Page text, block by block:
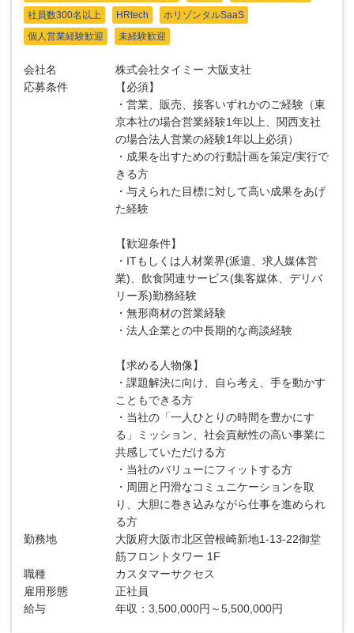
社員数300名以上
HRtech
ホリゾンタルSaaS
個人営業経験歓迎
未経験歓迎
会社名
株式会社タイミー 大阪支社
応募条件
【必須】
・営業、販売、接客いずれかのご経験（東
京本社の場合営業経験1年以上、関西支社
の場合法人営業の経験1年以上必須）
・成果を出すための行動計画を策定/実行で
きる方
・与えられた目標に対して高い成果をあげ
た経験
【歓迎条件】
・ITもしくは人材業界(派遣、求人媒体営
業)、飲食関連サービス(集客媒体、デリバ
リー系)勤務経験
・無形商材の営業経験
・法人企業との中長期的な商談経験
【求める人物像】
・課題解決に向け、自ら考え、手を動かす
こともできる方
・当社の「一人ひとりの時間を豊かにす
る」ミッション、社会貢献性の高い事業に
共感していただける方
・当社のバリューにフィットする方
・周囲と円滑なコミュニケーションを取
り、大胆に巻き込みながら仕事を進められ
る方
勤務地
大阪府大阪市北区曽根崎新地1-13-22御堂
筋フロントタワー 1F
職種
カスタマーサクセス
雇用形態
正社員
給与
年収：3,500,000円～5,500,000円